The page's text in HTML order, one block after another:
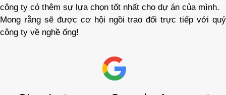
công ty có thêm sự lựa chọn tốt nhất cho dự án của mình.
Mong rằng sẽ được cơ hội ngồi trao đổi trực tiếp với quý
công ty về nghề ống!